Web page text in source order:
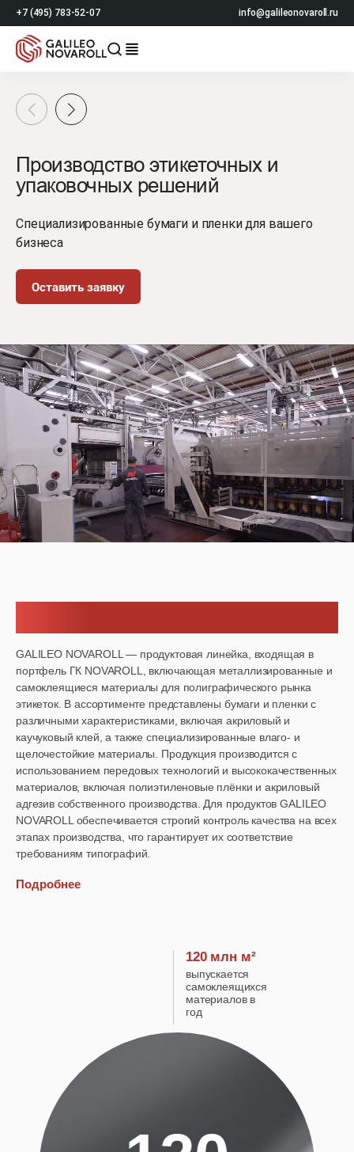
+7 (495) 783-52-07 info@galileonovaroll.ru
Производство этикеточных и
упаковочных решений
Специализированные бумаги и пленки для вашего
бизнеса
Оставить заявку
GALILEO NOVAROLL — продуктовая линейка, входящая в
портфель ГК NOVAROLL, включающая металлизированные и
самоклеящиеся материалы для полиграфического рынка
этикеток. В ассортименте представлены бумаги и пленки с
различными характеристиками, включая акриловый и
каучуковый клей, а также специализированные влаго- и
щелочестойкие материалы. Продукция производится с
использованием передовых технологий и высококачественных
материалов, включая полиэтиленовые плёнки и акриловый
адгезив собственного производства. Для продуктов GALILEO
NOVAROLL обеспечивается строгий контроль качества на всех
этапах производства, что гарантирует их соответствие
требованиям типографий.
Подробнее
120 млн м²
выпускается
самоклеящихся
материалов в
год